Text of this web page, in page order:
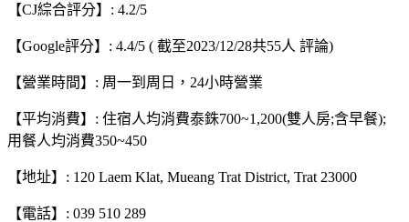
【CJ綜合評分】: 4.2/5
【Google評分】: 4.4/5 ( 截至2023/12/28共55人 評論)
【營業時間】: 周一到周日，24小時營業
【平均消費】: 住宿人均消費泰銖700~1,200(雙人房;含早餐);
用餐人均消費350~450
【地址】: 120 Laem Klat, Mueang Trat District, Trat 23000
【電話】: 039 510 289